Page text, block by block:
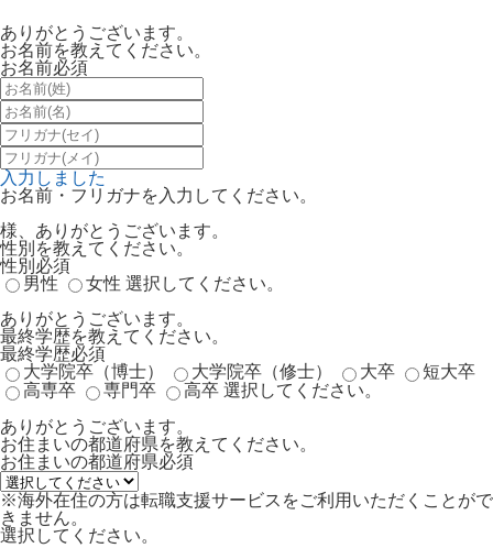
ありがとうございます。
お名前を教えてください。
お名前必須
入力しました
お名前・フリガナを入力してください。
様、ありがとうございます。
性別を教えてください。
性別 必須
男性
女性 選択してください。
ありがとうございます。
最終学歴を教えてください。
最終学歴必須
大学院卒（博士）
大学院卒（修士） 大卒
短大卒
高専卒
専門卒 高卒 選択してください。
ありがとうございます。
お住まいの都道府県を教えてください。
お住まいの都道府県必須
※海外在住の方は転職支援サービスをご利用いただくことがで
きません。
選択してください。